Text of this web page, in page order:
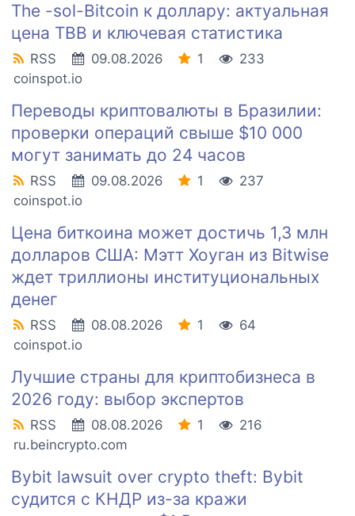
The -sol-Bitcoin к доллару: актуальная
цена TBB и ключевая статистика
RSS 09.08.2026 1
233
coinspot.io
Переводы криптовалюты в Бразилии:
проверки операций свыше $10 000
могут занимать до 24 часов
RSS 09.08.2026 1
237
coinspot.io
Цена биткоина может достичь 1,3 млн
долларов США: Мэтт Хоуган из Bitwise
ждет триллионы институциональных
денег
RSS 08.08.2026 1
64
coinspot.io
Лучшие страны для криптобизнеса в
2026 году: выбор экспертов
RSS 08.08.2026 1
216
ru.beincrypto.com
Bybit lawsuit over crypto theft: Bybit
судится с КНДР из-за кражи